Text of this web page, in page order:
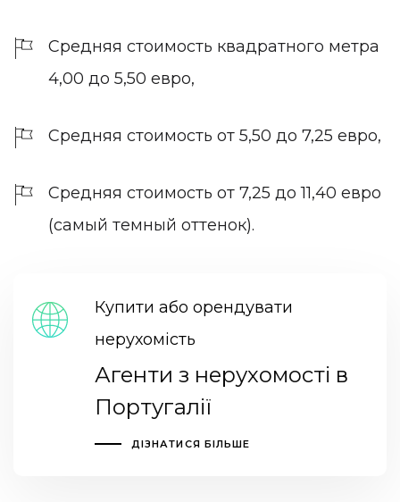
Средняя стоимость квадратного метра
4,00 до 5,50 евро,
Средняя стоимость от 5,50 до 7,25 евро,
Средняя стоимость от 7,25 до 11,40 евро
(самый темный оттенок).
Купити або орендувати
нерухомість
Агенти з нерухомості в
Португалії
ДІЗНАТИСЯ БІЛЬШЕ